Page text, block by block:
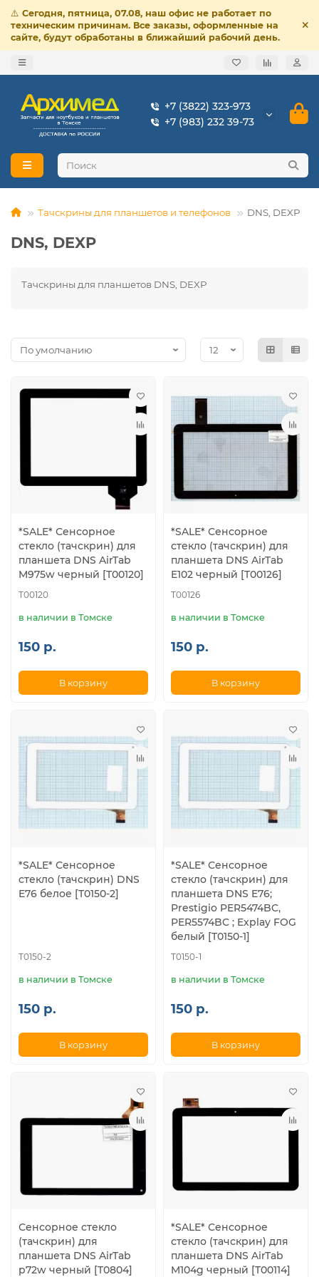
⚠️ Сегодня, пятница, 07.08, наш офис не работает по
техническим причинам. Все заказы, оформленные на
сайте, будут обработаны в ближайший рабочий день.
+7 (3822) 323-973
+7 (983) 232 39-73
Тачскрины для планшетов и телефонов DNS, DEXP
DNS, DEXP
Тачскрины для планшетов DNS, DEXP
*SALE* Сенсорное
стекло (тачскрин) для
планшета DNS AirTab
M975w черный [T00120]
T00120
в наличии в Томске
150 р.
В корзину
*SALE* Сенсорное
стекло (тачскрин) для
планшета DNS AirTab
E102 черный [T00126]
T00126
в наличии в Томске
150 р.
В корзину
*SALE* Сенсорное
стекло (тачскрин) DNS
E76 белое [T0150-2]
T0150-2
в наличии в Томске
150 р.
В корзину
*SALE* Сенсорное
стекло (тачскрин) для
планшета DNS E76;
Prestigio PER5474BC,
PER5574BC ; Explay FOG
белый [T0150-1]
T0150-1
в наличии в Томске
150 р.
В корзину
Сенсорное стекло
(тачскрин) для
планшета DNS AirTab
p72w черный [T0804]
*SALE* Сенсорное
стекло (тачскрин) для
планшета DNS AirTab
M104g черный [T00114]